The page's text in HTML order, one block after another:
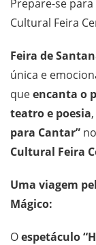
Prepare-se
Cultural Feira
Feira de
única e
queencanta o
teatro e poesia
para Cantar”
Cultural Feira
Uma viagem
Mágico:
Oespetáculo